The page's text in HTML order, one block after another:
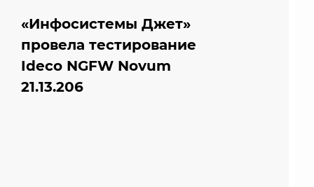
«Инфосистемы Джет»
провела тестирование
Ideco NGFW Novum
21.13.206